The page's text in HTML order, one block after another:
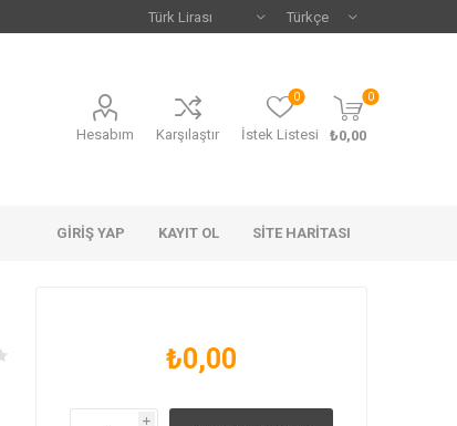
Hesabım Karşılaştır İstek Listesi
0 0
₺0,00
GIRIŞ YAP KAYIT OL SITE HARITASI
₺0,00
i